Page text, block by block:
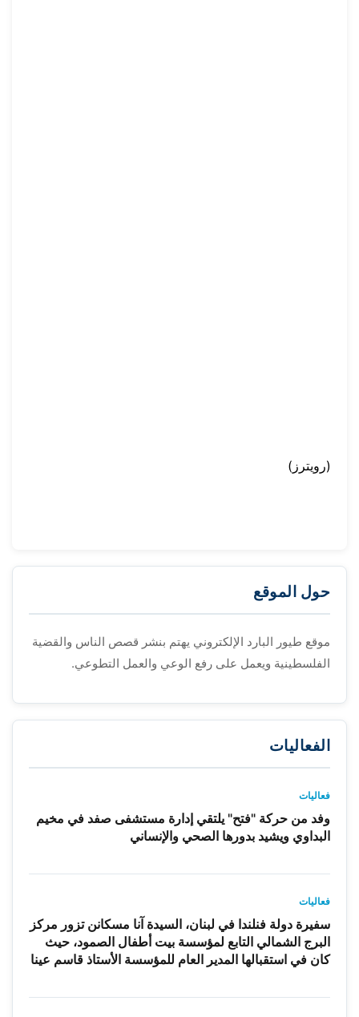
(رويترز)
حول الموقع
موقع طيور البارد الإلكتروني يهتم بنشر قصص الناس والقضية
الفلسطينية ويعمل على رفع الوعي والعمل التطوعي.
الفعاليات
فعاليات
وفد من حركة "فتح" يلتقي إدارة مستشفى صفد في مخيم
البداوي ويشيد بدورها الصحي والإنساني
فعاليات
سفيرة دولة فنلندا في لبنان، السيدة آنا مسكانن تزور مركز
البرج الشمالي التابع لمؤسسة بيت أطفال الصمود، حيث
كان في استقبالها المدير العام للمؤسسة الأستاذ قاسم عينا